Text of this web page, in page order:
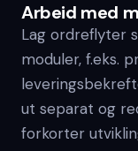
Arbeid med
Lag ordreflyter
moduler, f.eks.
ut separat og
forkorter